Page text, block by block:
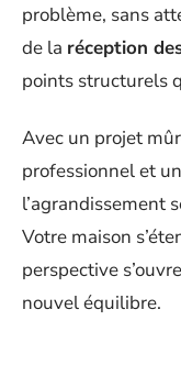
problème, sans
de la réception
points structurels
Avec un projet
professionnel et
l’agrandissement
Votre maison
perspective
nouvel équilibre.